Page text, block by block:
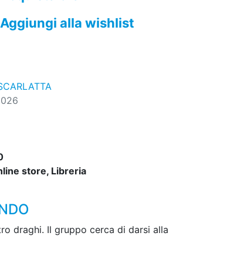
Aggiungi alla wishlist
store, Libreria
draghi. Il gruppo cerca di darsi alla